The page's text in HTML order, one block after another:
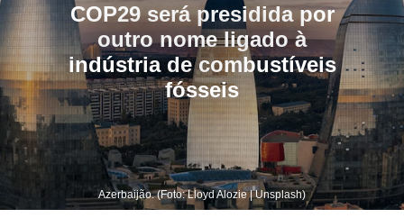
COP29 será presidida por
outro nome ligado à
indústria de combustíveis
fósseis
Azerbaijão. (Foto: Lloyd Alozie | Unsplash)